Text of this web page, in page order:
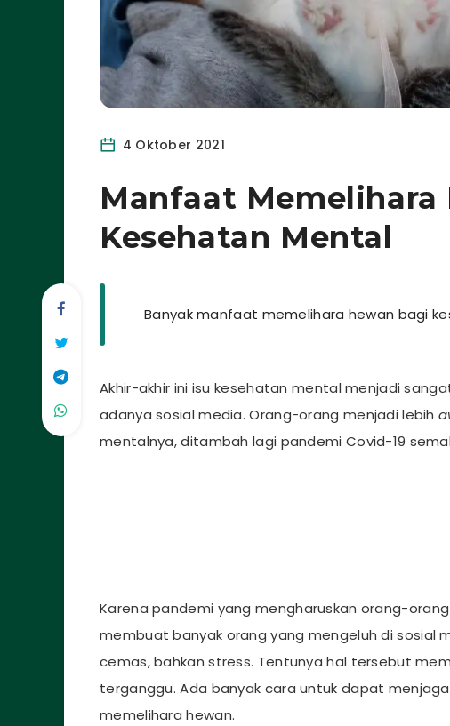
4 Oktober 2021
Manfaat Memelihara
Kesehatan Mental
Banyak manfaat memelihara hewan bagi
Akhir-akhir ini isu kesehatan mental menjadi
adanya sosial media. Orang-orang menjadi lebih
mentalnya, ditambah lagi pandemi Covid-19
Karena pandemi yang mengharuskan orang-
membuat banyak orang yang mengeluh di sosial
cemas, bahkan stress. Tentunya hal tersebut
terganggu. Ada banyak cara untuk dapat
memelihara hewan.